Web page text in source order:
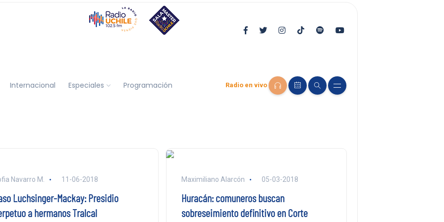
Internacional Especiales Programación Radio en vivo
Navarro M. 11-06-2018
Luchsinger-Mackay: Presidio
a hermanos Tralcal
Maximiliano Alarcón 05-03-2018
Huracán: comuneros buscan
sobreseimiento definitivo en Corte